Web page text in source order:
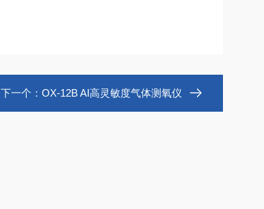
下一个： OX-12B AI高灵敏度气体测氧仪